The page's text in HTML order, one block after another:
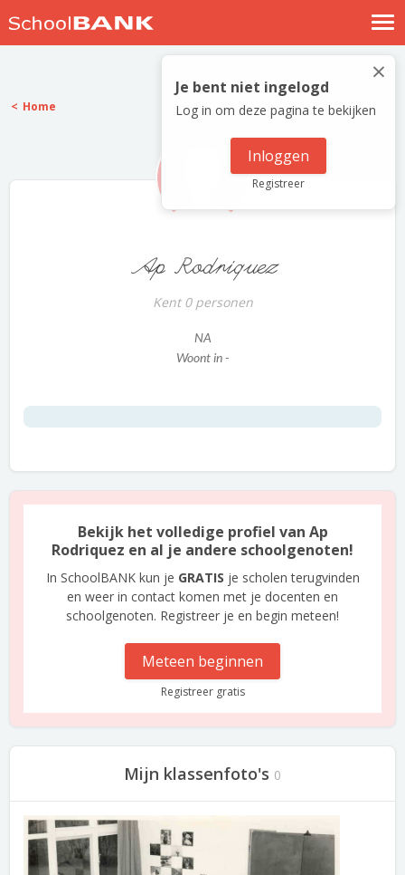
Nostalgische verhalen
Log in
Meld je gratis aan
×
Je bent niet ingelogd
Log in om deze pagina te bekijken
Inloggen
Registreer
Home
Ap Rodriquez
Kent 0 personen
NA
Woont in -
Bekijk het volledige profiel van Ap
Rodriquez en al je andere schoolgenoten!
In SchoolBANK kun je GRATIS je scholen terugvinden
en weer in contact komen met je docenten en
schoolgenoten. Registreer je en begin meteen!
Meteen beginnen
Registreer gratis
Mijn klassenfoto's 0